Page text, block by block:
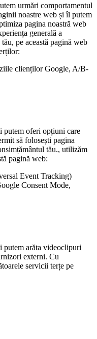
urmări comportamentul
noastre web și îl putem
pagina noastră web
generală a
pe această pagină web
clienților Google, A/B-
putem oferi opțiuni care
să folosești pagina
tău., utilizăm
pagină web:
Event Tracking)
Consent Mode,
putem arăta videoclipuri
externi. Cu
servicii terțe pe